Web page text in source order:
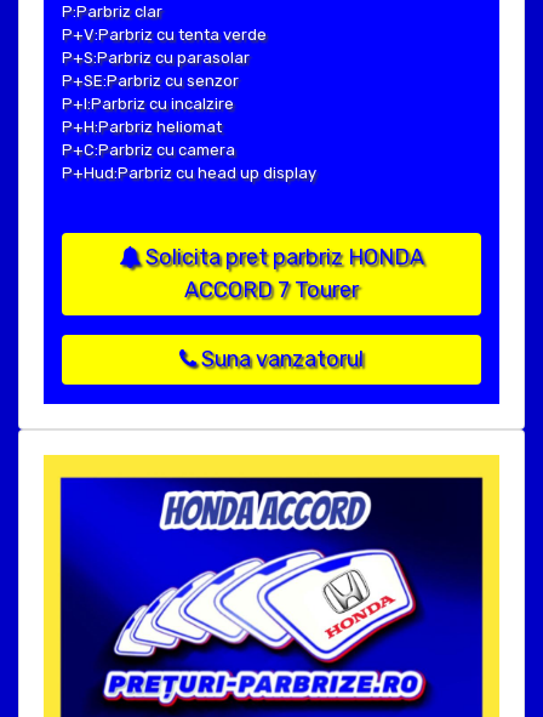
P:Parbriz clar
P+V:Parbriz cu tenta verde
P+S:Parbriz cu parasolar
P+SE:Parbriz cu senzor
P+I:Parbriz cu incalzire
P+H:Parbriz heliomat
P+C:Parbriz cu camera
P+Hud:Parbriz cu head up display
Solicita pret parbriz HONDA
ACCORD 7 Tourer
Suna vanzatorul